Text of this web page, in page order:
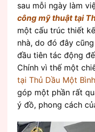
sau mỗi ngày làm
công mỹ thuật tại
một cấu trúc thiết
nhà, do đó đây
đầu tiên tác động
Chính vì thế một
tại Thủ Dầu Một
góp một phần rất
ý đồ, phong cách